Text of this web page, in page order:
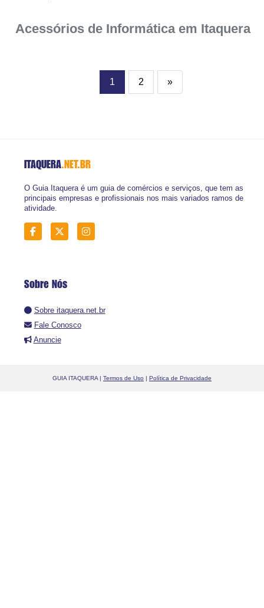
Acessórios de Informática em Itaquera
1 2 »
ITAQUERA.NET.BR
O Guia Itaquera é um guia de comércios e serviços, que tem as
principais empresas e profissionais nos mais variados ramos de
atividade.
Sobre Nós
Sobre itaquera.net.br
Fale Conosco
Anuncie
GUIA ITAQUERA | Termos de Uso Política de Privacidade